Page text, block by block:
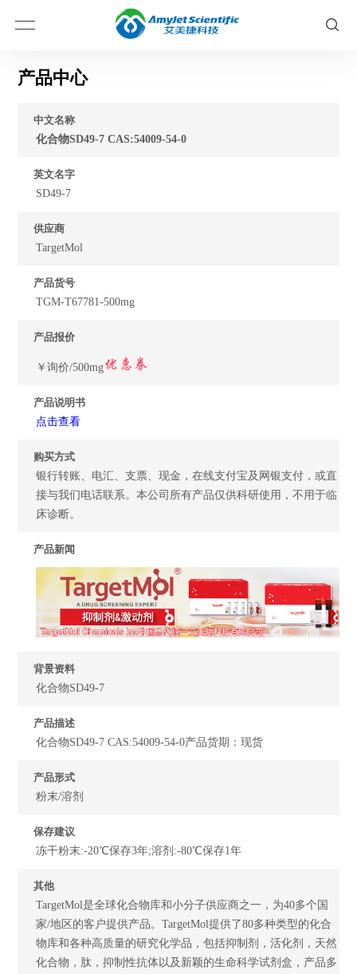
产品中心
中文名称
化合物SD49-7 CAS:54009-54-0
英文名字
SD49-7
供应商
TargetMol
产品货号
TGM-T67781-500mg
产品报价
￥询价/500mg
产品说明书
点击查看
购买方式
银行转账、电汇、支票、现金，在线支付宝及网银支付，或直
接与我们电话联系。本公司所有产品仅供科研使用，不用于临
床诊断。
产品新闻
背景资料
化合物SD49-7
产品描述
化合物SD49-7 CAS:54009-54-0产品货期：现货
产品形式
粉末/溶剂
保存建议
冻干粉末:-20℃保存3年;溶剂:-80℃保存1年
其他
TargetMol是全球化合物库和小分子供应商之一，为40多个国
家/地区的客户提供产品。TargetMol提供了80多种类型的化合
物库和各种高质量的研究化学品，包括抑制剂，活化剂，天然
化合物，肽，抑制性抗体以及新颖的生命科学试剂盒，产品多